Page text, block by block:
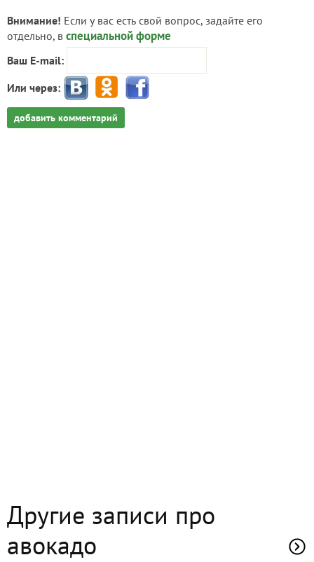
Внимание! Если у вас есть свой вопрос, задайте его
отдельно, в специальной форме
Ваш E-mail:
Или через:
добавить комментарий
Другие записи про
авокадо